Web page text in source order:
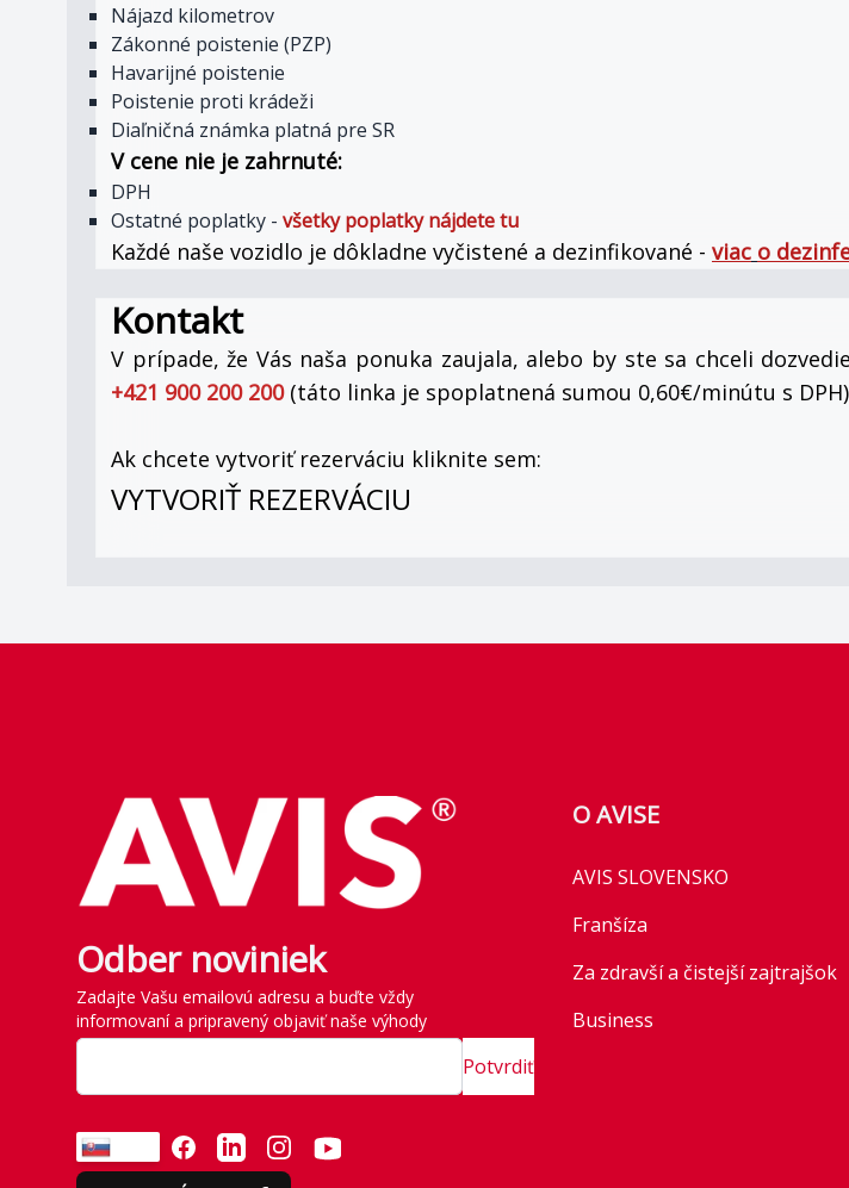
Nájazd kilometrov
Zákonné poistenie (PZP)
Havarijné poistenie
Poistenie proti krádeži
Diaľničná známka platná pre SR
V cene nie je zahrnuté:
DPH
Ostatné poplatky - všetky poplatky nájdetetu
Každé naše vozidlo je dôkladne vyčistené a dezinfikované - viac o
Kontakt
V prípade, že Vás naša ponuka zaujala, alebo by ste sa chceli
+421 900 200 200 (táto linka je spoplatnená sumou 0,60€/minútu s
Ak chcete vytvoriť rezerváciu kliknite sem:
VYTVORIŤ REZERVÁCIU
O AVISE
AVIS SLOVENSKO
Franšíza
Za zdravší a čistejší zajtrajšok
Business
Odber noviniek
Zadajte Vašu emailovú adresu a buďte vždy
informovaní a pripravený objaviť naše výhody
Potvrdiť
FACEBOOKLINKEDININSTAGRAM
YOUTUBE